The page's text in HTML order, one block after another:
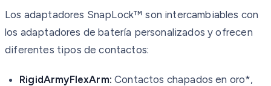
Los adaptadores SnapLock™ son intercambiables con
los adaptadores de batería personalizados y ofrecen
diferentes tipos de contactos:
RigidArmyFlexArm: Contactos chapados en oro*,